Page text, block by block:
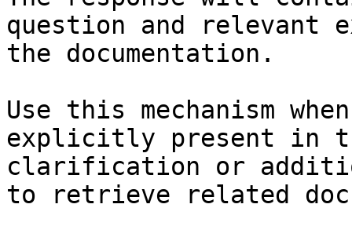
question and relevant
the documentation.
Use this mechanism
explicitly present in
clarification or